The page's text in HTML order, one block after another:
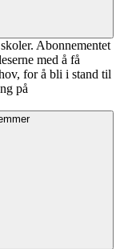
Abonnementet
med å få
for å bli i stand til
på